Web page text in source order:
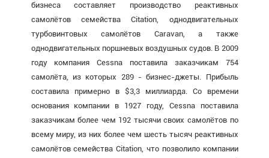
бизнеса составляет производство реактивных
самолётов семейства Citation, однодвигательных
турбовинтовых самолётов Caravan, а также
однодвигательных поршневых воздушных судов. В 2009
году компания Cessna поставила заказчикам 754
самолёта, из которых 289 - бизнес-джеты. Прибыль
составила примерно в $3,3 миллиарда. Со времени
основания компании в 1927 году, Cessna поставила
заказчикам более чем 192 тысячи своих самолётов по
всему миру, из них более чем шесть тысяч реактивных
самолётов семейства Citation, что позволило компании